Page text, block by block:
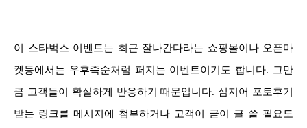
이 스타벅스 이벤트는 최근 잘나간다라는 쇼핑몰이나 오픈마
켓등에서는 우후죽순처럼 퍼지는 이벤트이기도 합니다. 그만
큼 고객들이 확실하게 반응하기 때문입니다. 심지어 포토후기
받는 링크를 메시지에 첨부하거나 고객이 굳이 글 쓸 필요도